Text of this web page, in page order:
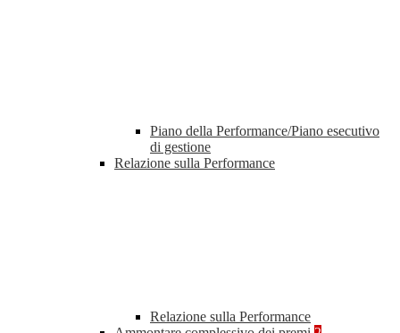
Piano della Performance/Piano esecutivo
di gestione
Relazione sulla Performance
Relazione sulla Performance